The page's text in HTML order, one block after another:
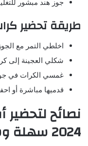
جوز هند مبشور
طريقة تحضير
اخلطي التمر مع
شكلي العجينة إلى
غمسي الكرات في جوز
قدميها مباشرة أو
نصائح
2024 سهلة وسريعة